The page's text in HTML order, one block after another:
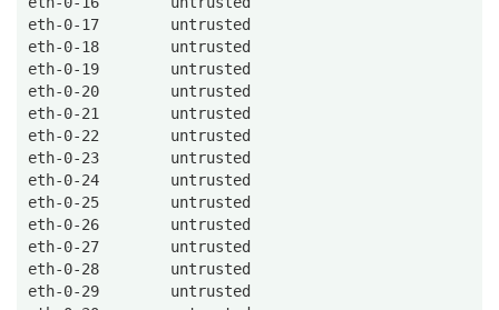
eth-0-17        untrusted
eth-0-18        untrusted
eth-0-19        untrusted
eth-0-20        untrusted
eth-0-21        untrusted
eth-0-22        untrusted
eth-0-23        untrusted
eth-0-24        untrusted
eth-0-25        untrusted
eth-0-26        untrusted
eth-0-27        untrusted
eth-0-28        untrusted
eth-0-29        untrusted